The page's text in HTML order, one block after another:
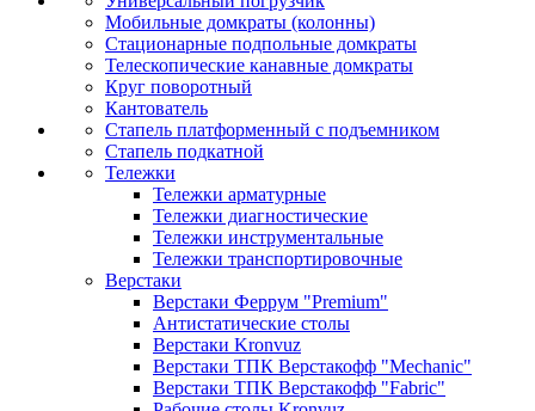
Мобильные домкраты (колонны)
Стационарные подпольные домкраты
Телескопические канавные домкраты
Круг поворотный
Кантователь
Стапель платформенный с подъемником
Стапель подкатной
Тележки
Тележки арматурные
Тележки диагностические
Тележки инструментальные
Тележки транспортировочные
Верстаки
Верстаки Феррум "Premium"
Антистатические столы
Верстаки Kronvuz
Верстаки ТПК Верстакофф "Mechanic"
Верстаки ТПК Верстакофф "Fabric"